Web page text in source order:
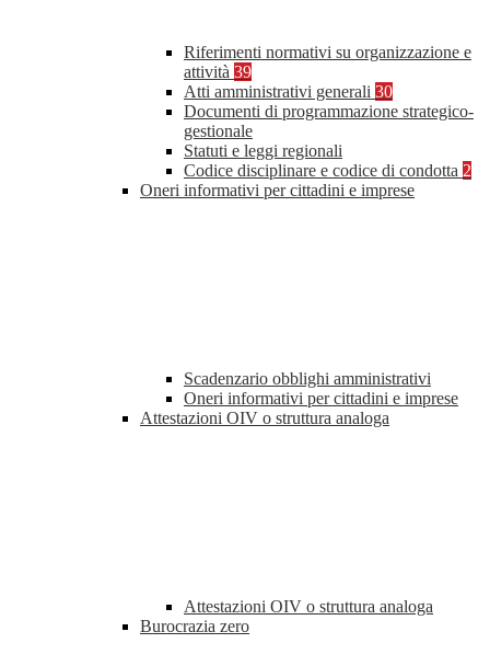
Riferimenti normativi su organizzazione e
attività 39
Atti amministrativi generali 30
Documenti di programmazione strategico-
gestionale
Statuti e leggi regionali
Codice disciplinare e codice di condotta 2
Oneri informativi per cittadini e imprese
Scadenzario obblighi amministrativi
Oneri informativi per cittadini e imprese
Attestazioni OIV o struttura analoga
Attestazioni OIV o struttura analoga
Burocrazia zero